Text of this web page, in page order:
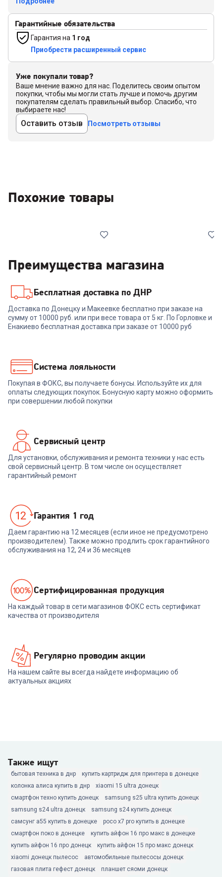
Гарантийные обязательства
Гарантия на 1 год
Приобрести расширенный сервис
Уже покупали товар?
Ваше мнение важно для нас. Поделитесь своим опытом
покупки, чтобы мы могли стать лучше и помочь другим
покупателям сделать правильный выбор. Спасибо, что
выбираете нас!
Оставить отзыв Посмотреть отзывы
Похожие товары
Мясорубка BOSCH MFW
2520W (CNFW4)
9 289₽
В корзину
Мясорубка ZELMER
ZMM4048B
В корзину
Преимущества магазина
Бесплатная доставка по ДНР
Доставка по Донецку и Макеевке бесплатно при заказе на
сумму от 10000 руб. или при весе товара от 5 кг. По Горловке и
Енакиево бесплатная доставка при заказе от 10000 руб
Система лояльности
Покупая в ФОКС, вы получаете бонусы. Используйте их для
оплаты следующих покупок. Бонусную карту можно оформить
при совершении любой покупки
Сервисный центр
Для установки, обслуживания и ремонта техники у нас есть
свой сервисный центр. В том числе он осуществляет
гарантийный ремонт
Гарантия 1 год
Даем гарантию на 12 месяцев (если иное не предусмотрено
производителем). Также можно продлить срок гарантийного
обслуживания на 12, 24 и 36 месяцев
Cертифицированная продукция
На каждый товар в сети магазинов ФОКС есть сертификат
качества от производителя
Регулярно проводим акции
На нашем сайте вы всегда найдете информацию об
актуальных акциях
Также ищут
бытовая техника в днр
купить картридж для принтера в донецке
колонка алиса купить в днр
xiaomi 15 ultra донецк
смартфон техно купить донецк
samsung s25 ultra купить донецк
samsung s24 ultra донецк
samsung s24 купить донецк
самсунг а55 купить в донецке
poco x7 pro купить в донецке
смартфон поко в донецке
купить айфон 16 про макс в донецке
купить айфон 16 про донецк
купить айфон 15 про макс донецк
xiaomi донецк пылесос
автомобильные пылесосы донецк
газовая плита гефест донецк
планшет сяоми донецк